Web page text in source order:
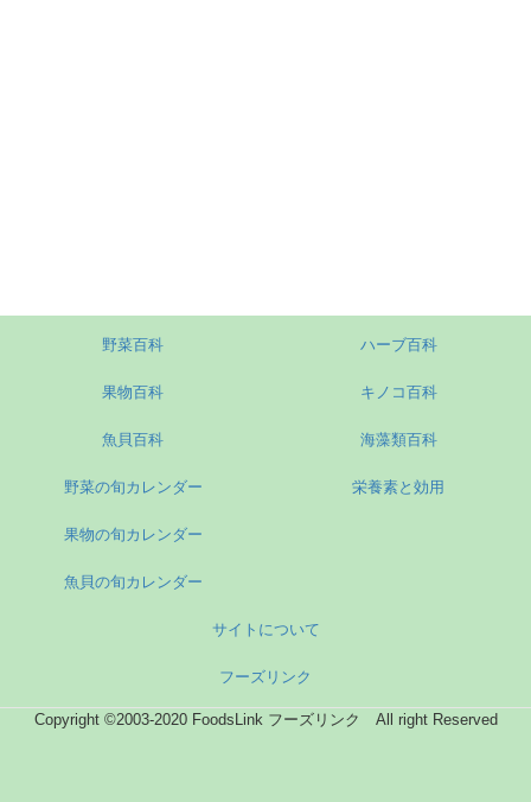
野菜百科
果物百科
魚貝百科
ハーブ百科
キノコ百科
海藻類百科
野菜の旬カレンダー
果物の旬カレンダー
魚貝の旬カレンダー
栄養素と効用
サイトについて
フーズリンク
Copyright ©2003-2020 FoodsLink フーズリンク All right Reserved